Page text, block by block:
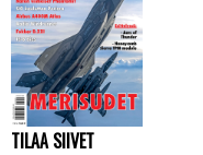
TILAA SIIVET